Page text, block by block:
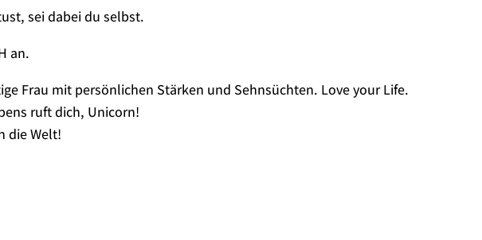
sei dabei du selbst.
an.
Frau mit persönlichen Stärken und Sehnsüchten. Love your Life.
ruft dich, Unicorn!
die Welt!